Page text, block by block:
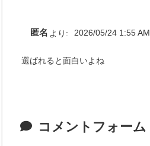
匿名 より: 2026/05/24 1:55 AM
選ばれると面白いよね
コメントフォーム